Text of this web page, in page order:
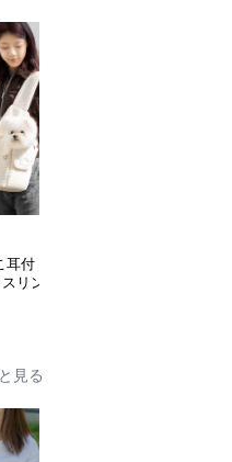
耳付
リン
見る